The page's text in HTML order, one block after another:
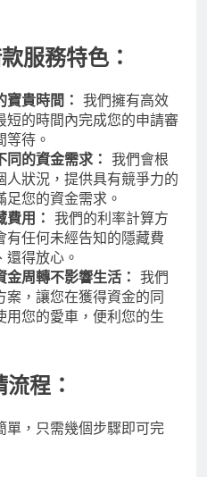
服務特色：
貴時間： 我們擁有高效
短的時間內完成您的申請審
待。
的資金需求： 我們會根
人狀況，提供具有競爭力的
您的資金需求。
用： 我們的利率計算方
有任何未經告知的隱藏費
得放心。
周轉不影響生活： 我們
案，讓您在獲得資金的同
用您的愛車，便利您的生
程：
單，只需幾個步驟即可完